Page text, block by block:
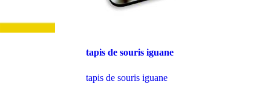
tapis de souris iguane
tapis de souris iguane